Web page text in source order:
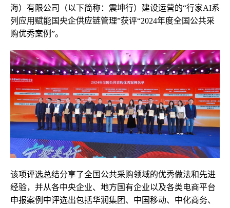
海）有限公司（以下简称：震坤行）建设运营的“行家AI系
列应用赋能国央企供应链管理”获评“2024年度全国公共采
购优秀案例”。
该项评选总结分享了全国公共采购领域的优秀做法和先进
经验，并从各中央企业、地方国有企业以及各类电商平台
申报案例中评选出包括华润集团、中国移动、中化商务、